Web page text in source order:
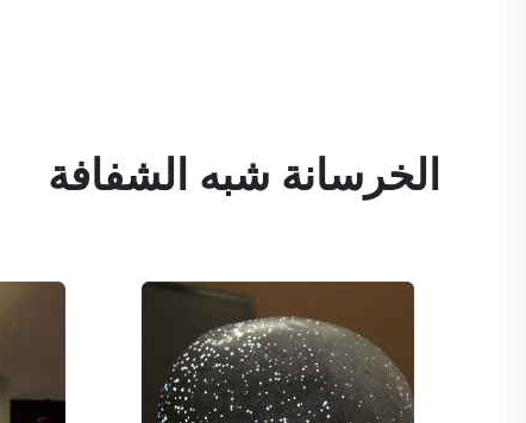
الخرسانة شبه الشفافة